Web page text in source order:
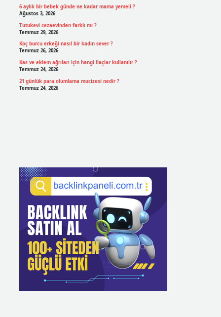
6 aylık bir bebek günde ne kadar mama yemeli ?
Ağustos 3, 2026
Tutukevi cezaevinden farklı mı ?
Temmuz 29, 2026
Koç burcu erkeği nasıl bir kadın sever ?
Temmuz 26, 2026
Kas ve eklem ağrıları için hangi ilaçlar kullanılır ?
Temmuz 24, 2026
21 günlük para olumlama mucizesi nedir ?
Temmuz 24, 2026